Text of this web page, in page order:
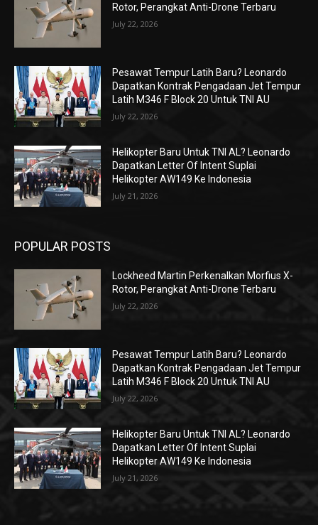
Rotor, Perangkat Anti-Drone Terbaru
July 22, 2026
Pesawat Tempur Latih Baru? Leonardo
Dapatkan Kontrak Pengadaan Jet Tempur
Latih M346 F Block 20 Untuk TNI AU
July 22, 2026
Helikopter Baru Untuk TNI AL? Leonardo
Dapatkan Letter Of Intent Suplai
Helikopter AW149 Ke Indonesia
July 21, 2026
POPULAR POSTS
Lockheed Martin Perkenalkan Morfius X-
Rotor, Perangkat Anti-Drone Terbaru
July 22, 2026
Pesawat Tempur Latih Baru? Leonardo
Dapatkan Kontrak Pengadaan Jet Tempur
Latih M346 F Block 20 Untuk TNI AU
July 22, 2026
Helikopter Baru Untuk TNI AL? Leonardo
Dapatkan Letter Of Intent Suplai
Helikopter AW149 Ke Indonesia
July 21, 2026